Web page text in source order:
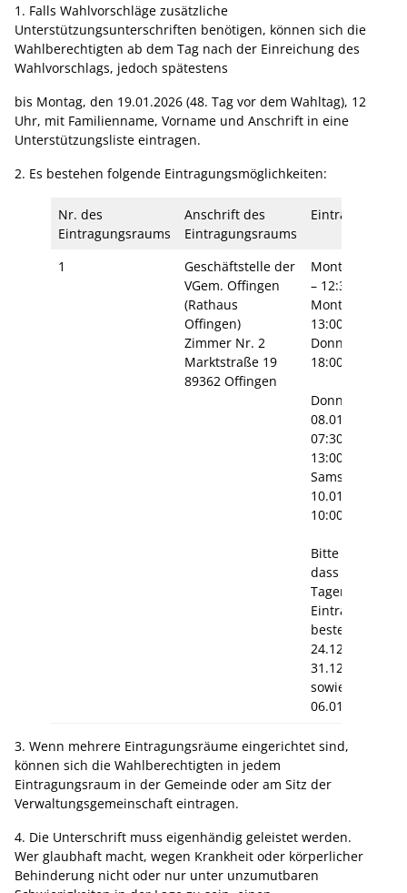
1. Falls Wahlvorschläge zusätzliche
Unterstützungsunterschriften benötigen, können sich die
Wahlberechtigten ab dem Tag nach der Einreichung des
Wahlvorschlags, jedoch spätestens
bis Montag, den 19.01.2026 (48. Tag vor dem Wahltag), 12
Uhr, mit Familienname, Vorname und Anschrift in eine
Unterstützungsliste eintragen.
2. Es bestehen folgende Eintragungsmöglichkeiten:
Nr. des
Eintragungsraums
Anschrift des
Eintragungsraums
1
Geschäftstelle der
VGem. Offingen
(Rathaus
Offingen)
Zimmer Nr. 2
Marktstraße 19
89362 Offingen
Montag –
– 12:30 Uhr
Montag –
13:00 – 16:00
Donnerstag
18:00 Uhr
Donnerstag ,
08.01.2026
07:30 – 12:30
13:00 – 20:00
Samstag, den
10.01.2026
10:00 – 12:00
Bitte beachten
dass am
Tagen keine
besteht:
24.12., 25.12,
31.12.2025,
sowie am
06.01.2026
3. Wenn mehrere Eintragungsräume eingerichtet sind,
können sich die Wahlberechtigten in jedem
Eintragungsraum in der Gemeinde oder am Sitz der
Verwaltungsgemeinschaft eintragen.
4. Die Unterschrift muss eigenhändig geleistet werden.
Wer glaubhaft macht, wegen Krankheit oder körperlicher
Behinderung nicht oder nur unter unzumutbaren